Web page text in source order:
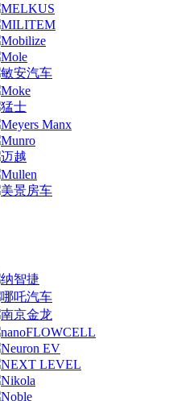
MELKUS
MILITEM
Mobilize
Mole
敏安汽车
Moke
猛士
Meyers Manx
Munro
迈越
Mullen
美景房车
纳智捷
哪吒汽车
南京金龙
nanoFLOWCELL
Neuron EV
NEXT LEVEL
Nikola
Noble